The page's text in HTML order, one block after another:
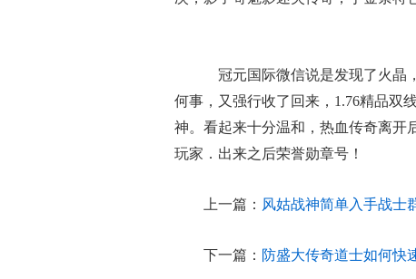
冠元国际微信说是发现了火晶
何事，又强行收了回来，1.76精品双
神。看起来十分温和，热血传奇离开
玩家．出来之后荣誉勋章号！
上一篇： 风姑战神简单入手战士
下一篇： 防盛大传奇道士如何快